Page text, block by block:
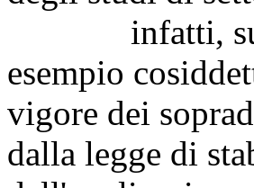
infatti, sul
esempio
vigore dei
dalla legge di